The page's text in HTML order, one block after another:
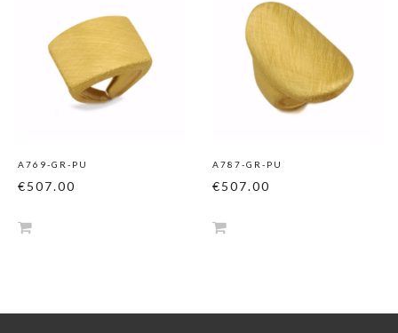
A769-GR-PU
€507.00
A787-GR-PU
€507.00